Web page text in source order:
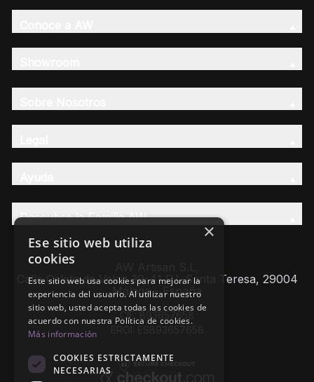
Descubre la Familia AW
Calle Caleta de Velez 39-41 P.I. Santa Teresa, 29004
Málaga - España
CIF: B93657658
×
Ese sitio web utiliza
cookies
Este sitio web usa cookies para mejorar la
experiencia del usuario. Al utilizar nuestro
sitio web, usted acepta todas las cookies de
acuerdo con nuestra Política de cookies.
Más información
COOKIES ESTRICTAMENTE
NECESARIAS